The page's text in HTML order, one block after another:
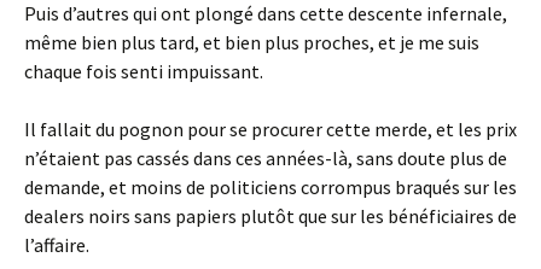
Puis d’autres qui ont plongé dans cette descente infernale,
même bien plus tard, et bien plus proches, et je me suis
chaque fois senti impuissant.
Il fallait du pognon pour se procurer cette merde, et les prix
n’étaient pas cassés dans ces années-là, sans doute plus de
demande, et moins de politiciens corrompus braqués sur les
dealers noirs sans papiers plutôt que sur les bénéficiaires de
l’affaire.